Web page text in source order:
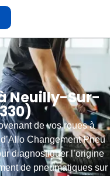
Neuilly-Sur-
de vos roues à
Changement Pneu
diagnostiquer l’origine
de pneumatiques sur